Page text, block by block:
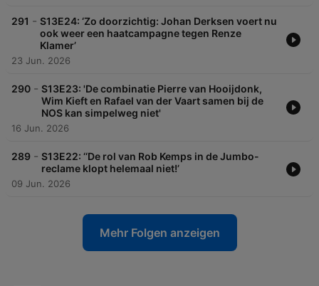
291 - S13E24: ‘Zo doorzichtig: Johan Derksen voert nu
ook weer een haatcampagne tegen Renze
Klamer’
23 Jun. 2026
290 - S13E23: 'De combinatie Pierre van Hooijdonk,
Wim Kieft en Rafael van der Vaart samen bij de
NOS kan simpelweg niet'
16 Jun. 2026
289 - S13E22: ‘‘De rol van Rob Kemps in de Jumbo-
reclame klopt helemaal niet!’
09 Jun. 2026
Mehr Folgen anzeigen